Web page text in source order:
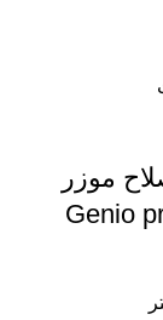
موزر
Genio